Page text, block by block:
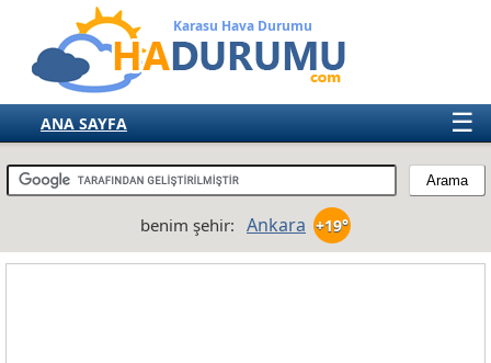
Karasu Hava Durumu
☰
ANA SAYFA
TÜRKİYE
AVRUPA
benim şehir: Ankara +19°